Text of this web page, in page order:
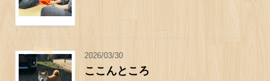
2026/03/30
ここんところ